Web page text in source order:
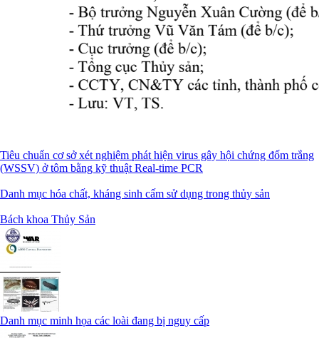
Tiêu chuẩn cơ sở xét nghiệm phát hiện virus gây hội chứng đốm trắng
(WSSV) ở tôm bằng kỹ thuật Real-time PCR
Danh mục hóa chất, kháng sinh cấm sử dụng trong thủy sản
Bách khoa Thủy Sản
Danh mục minh họa các loài đang bị nguy cấp